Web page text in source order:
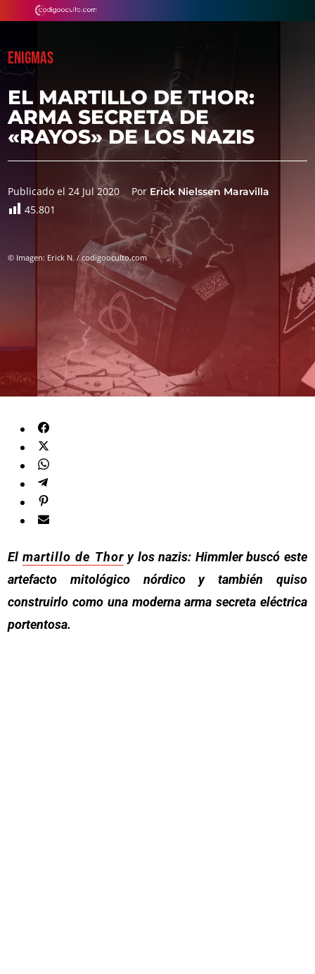
ENIGMAS
EL MARTILLO DE THOR:
ARMA SECRETA DE
«RAYOS» DE LOS NAZIS
Publicado el 24 Jul 2020 Por Erick Nielssen Maravilla
45.801
© Imagen: Erick N. / codigooculto.com
El martillo de Thory los nazis: Himmler buscó este
artefacto mitológico nórdico y también quiso
construirlo como una moderna arma secreta eléctrica
portentosa.